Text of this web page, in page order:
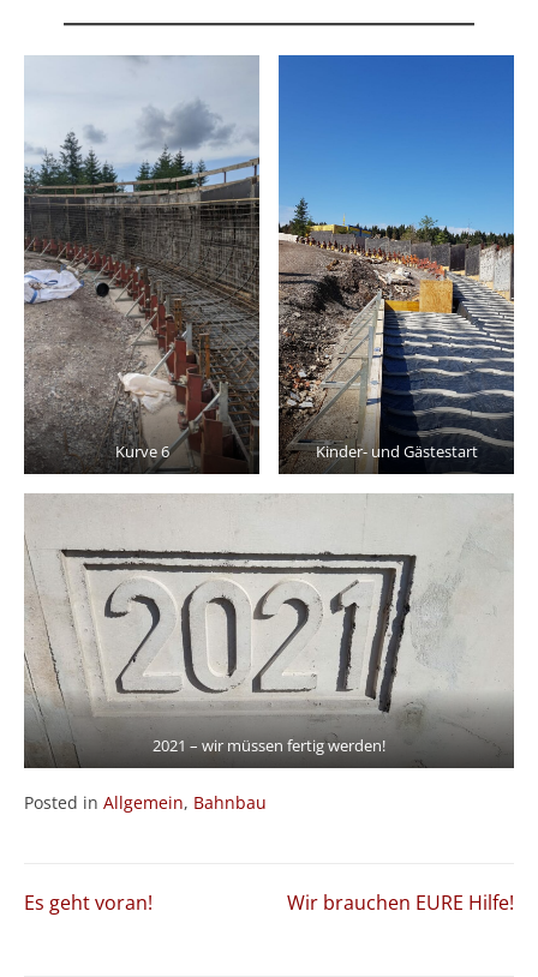
Kurve 6 Kinder- und Gästestart
2021 – wir müssen fertig werden!
Posted in Allgemein, Bahnbau
Beitragsnavigation
Es geht voran! Wir brauchen EURE Hilfe!